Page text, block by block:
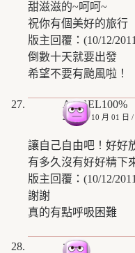
甜滋滋的~呵呵~
祝你有個美好的旅行
版主回覆：(10/12/
倒數十天就要出發
希望不要有颱風啦！
ANGEL100%
2008 年 10 月 01 日 /
讓自己自由吧！好好
有多久沒有好好精下
版主回覆：(10/12/
謝謝
真的有點呼吸困難
木基